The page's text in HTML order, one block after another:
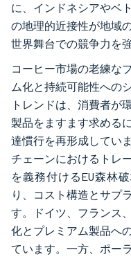
に、インドネシアやベ
の地理的近接性が地域
世界舞台での競争力を
コーヒー市場の老練な
ム化と持続可能性への
トレンドは、消費者が
製品をますます求める
達慣行を再形成してい
チェーンにおけるトレ
を義務付けるEU森林
り、コスト構造とサプ
す。ドイツ、フランス
化とプレミアム製品へ
ています。一方、ポー